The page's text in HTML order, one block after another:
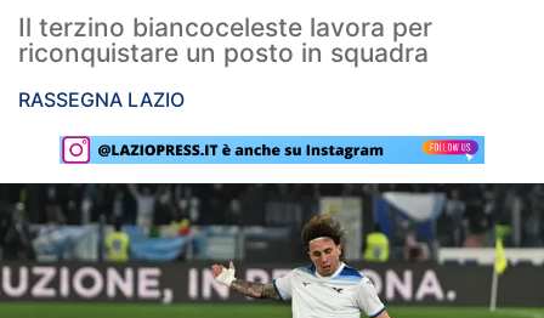
Primavera
Calciomercato
Lazio Women
Rassegna Lazio
Social
Calcio
Il terzino biancoceleste lavora per
riconquistare un posto in squadra
RASSEGNA LAZIO